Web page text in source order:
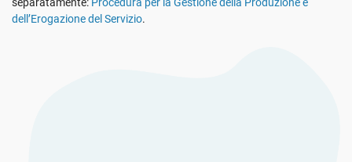
dell’Erogazione del Servizio.